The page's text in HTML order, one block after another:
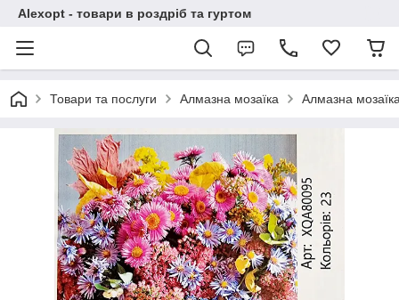
Alexopt - товари в роздріб та гуртом
Товари та послуги Алмазна мозаїка Алмазна